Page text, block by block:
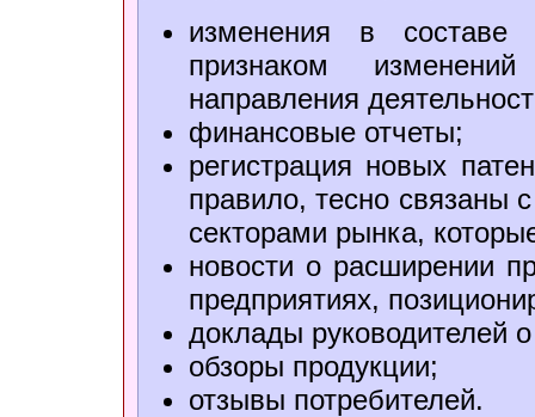
изменения в составе
признаком
направления
финансовые отчеты;
регистрация новых
правило, тесно связаны
секторами рынка,
новости о расширении
предприятиях,
доклады руководителей
обзоры продукции;
отзывы потребителей.